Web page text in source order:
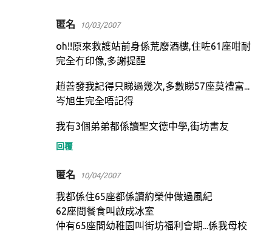
匿名 10/03/2007
oh!!原來救護站前身係荒廢酒樓,住咗61座咁耐
完全冇印像,多謝提醒
趙善發我記得只睇過幾次,多數睇57座莫禮富...
岑旭生完全唔記得
我有3個弟弟都係讀聖文德中學,街坊書友
回覆
匿名 10/04/2007
我都係住65座都係讀約榮仲做過風紀
62座間餐食叫啟成冰室
仲有65座間幼稚園叫街坊福利會期...係我母校